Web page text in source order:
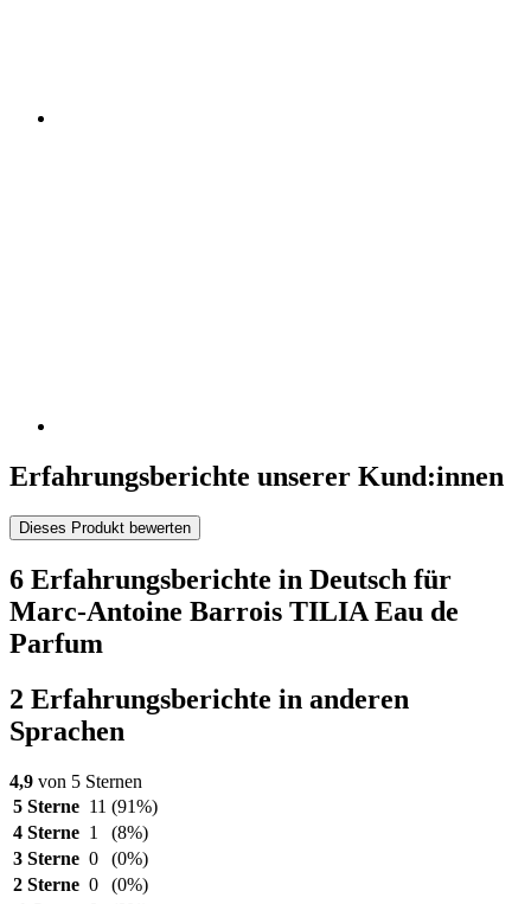
Erfahrungsberichte unserer Kund:innen
Dieses Produkt bewerten
6 Erfahrungsberichte in Deutsch für
Marc-Antoine Barrois TILIA Eau de
Parfum
2 Erfahrungsberichte in anderen
Sprachen
4,9 von 5 Sternen
5 Sterne 11 (91%)
4 Sterne 1
(8%)
3 Sterne 0
(0%)
2 Sterne 0
(0%)